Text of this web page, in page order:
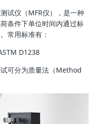
试仪（MFR仪），是一种
条件下单位时间内通过标
常用标准有：
D1238
可分为质量法（Method